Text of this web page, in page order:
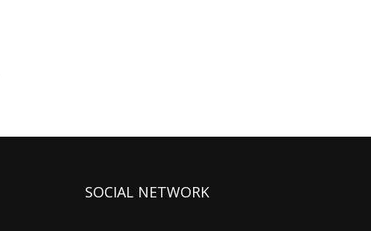
SOCIAL NETWORK